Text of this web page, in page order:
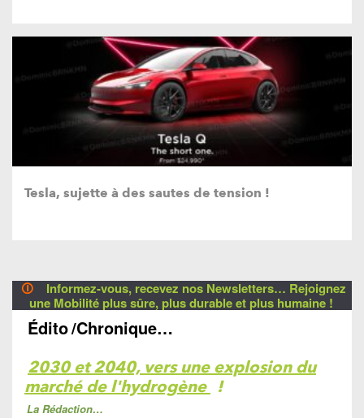
Tesla, sujette à des sautes de tension !
🛈
Informez-vous, recevez nos Newsletters… Rejoignez
une Mobilité plus sûre, plus durable et plus humaine !
Édito/Chronique…
2030 et 2040, vers une explosion du
marché de l'hydrogène !
La Rédaction…